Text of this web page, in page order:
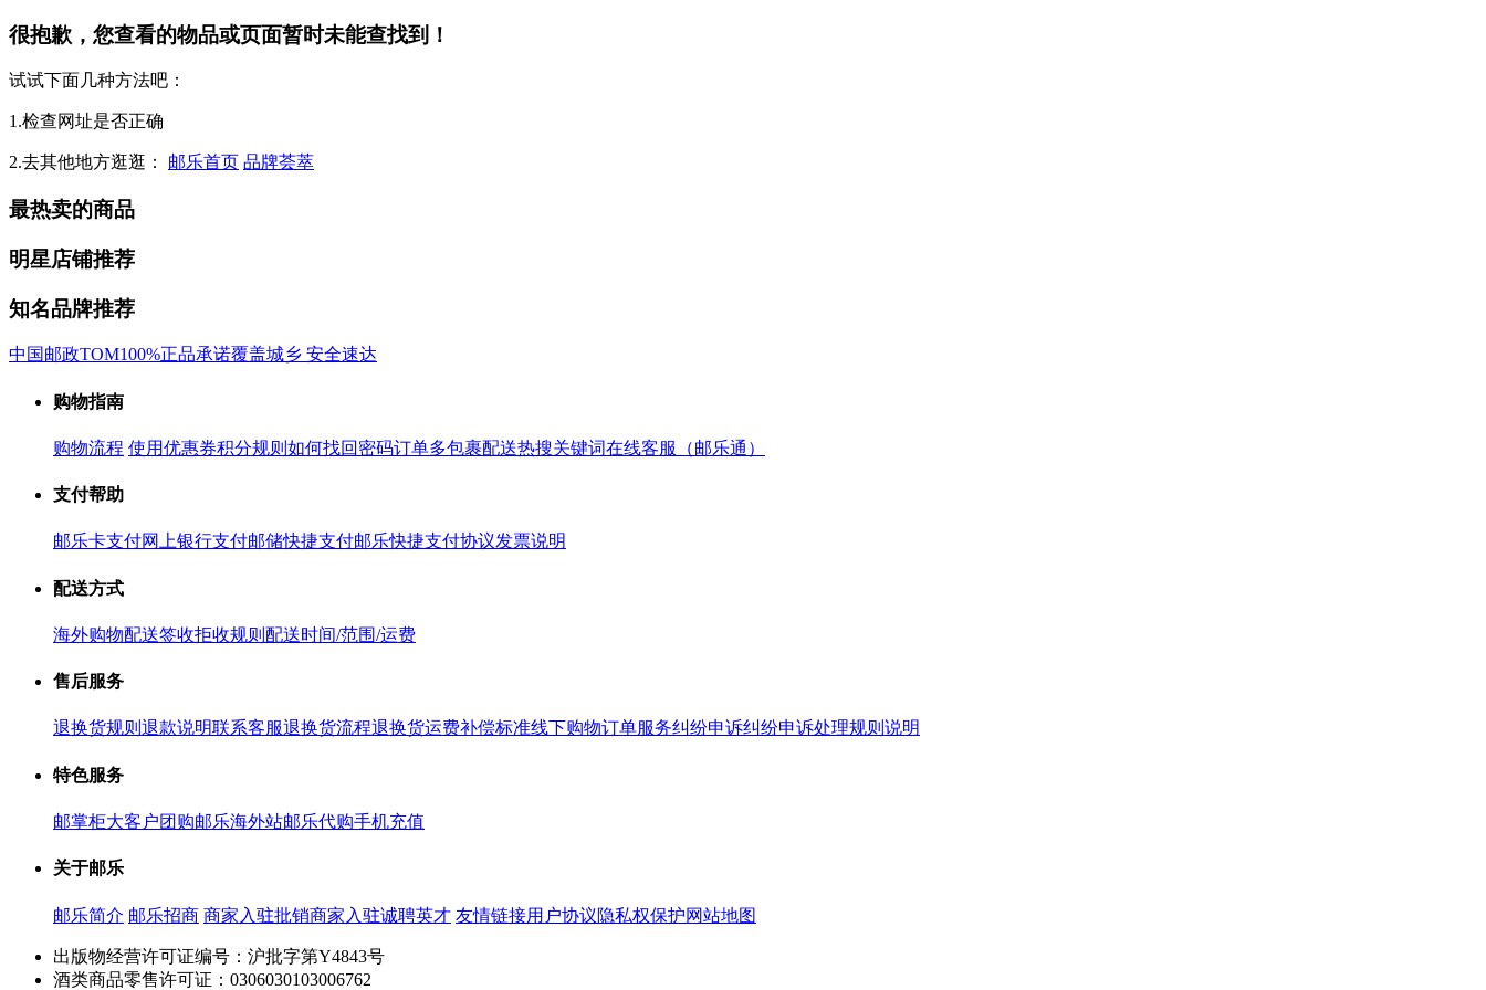
很抱歉，您查看的物品或页面暂时未能查找到！
试试下面几种方法吧：
1.检查网址是否正确
2.去其他地方逛逛： 邮乐首页 品牌荟萃
最热卖的商品
明星店铺推荐
知名品牌推荐
中国邮政TOM100%正品承诺覆盖城乡 安全速达
购物指南
购物流程 使用优惠券积分规则 如何找回密码订单多包裹配送热搜关键词在线客服（邮乐通）
支付帮助
邮乐卡支付网上银行支付邮储快捷支付邮乐快捷支付协议发票说明
配送方式
海外购物配送签收拒收规则 配送时间/范围/运费
售后服务
退换货规则 退款说明联系客服退换货流程退换货运费补偿标准线下购物订单服务纠纷申诉纠纷申诉处理规则说明
特色服务
邮掌柜大客户团购邮乐海外站邮乐代购手机充值
关于邮乐
邮乐简介 邮乐招商 商家入驻批销商家入驻诚聘英才 友情链接用户协议隐私权保护网站地图
出版物经营许可证编号：沪批字第Y4843号
酒类商品零售许可证：0306030103006762